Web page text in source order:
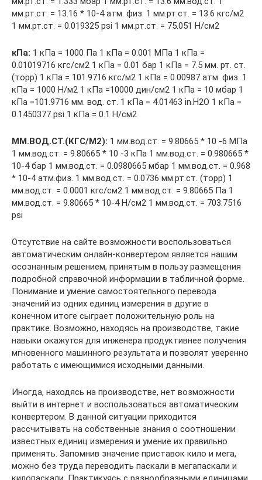
мм.рт.ст. = 13.16 * 10-4 атм. физ. 1 мм.рт.ст. = 13.6 кгс/м2
1 мм.рт.ст. = 0.019325 psi 1 мм.рт.ст. = 75.051 Н/см2
кПа: 1 кПа = 1000 Па 1 кПа = 0.001 МПа 1 кПа =
0.01019716 кгс/см2 1 кПа = 0.01 бар 1 кПа = 7.5 мм. рт. ст.
(торр) 1 кПа = 101.9716 кгс/м2 1 кПа = 0.00987 атм. физ. 1
кПа = 1000 Н/м2 1 кПа =10000 дин/см2 1 кПа = 10 мбар 1
кПа =101.9716 мм. вод. ст. 1 кПа = 4.01463 in.H2O 1 кПа =
0.1450377 psi 1 кПа = 0.1 Н/см2
ММ.ВОД.СТ.(КГС/М2): 1 мм.вод.ст. = 9.80665 * 10 -6 МПа
1 мм.вод.ст. = 9.80665 * 10 -3 кПа 1 мм.вод.ст. = 0.980665 *
10-4 бар 1 мм.вод.ст. = 0.0980665 мбар 1 мм.вод.ст. = 0.968
* 10-4 атм.физ. 1 мм.вод.ст. = 0.0736 мм.рт.ст. (торр) 1
мм.вод.ст. = 0.0001 кгс/см2 1 мм.вод.ст. = 9.80665 Па 1
мм.вод.ст. = 9.80665 * 10-4 Н/см2 1 мм.вод.ст. = 703.7516
psi
Отсутствие на сайте возможности воспользоваться
автоматическим онлайн-конвертером является нашим
осознанным решением, принятым в пользу размещения
подробной справочной информации в табличной форме.
Понимание и умение самостоятельного перевода
значений из одних единиц измерения в другие в
конечном итоге сыграет положительную роль на
практике. Возможно, находясь на производстве, такие
навыки окажутся для инженера продуктивнее получения
мгновенного машинного результата и позволят уверенно
работать с имеющимися исходными данными.
Иногда, находясь на производстве, нет возможности
выйти в интернет и воспользоваться автоматическим
конвертером. В данной ситуации приходится
рассчитывать на собственные знания о соотношении
известных единиц измерения и умение их правильно
применять. Запомнив значение приставок кило и мега,
можно без труда переводить паскали в мегапаскали и